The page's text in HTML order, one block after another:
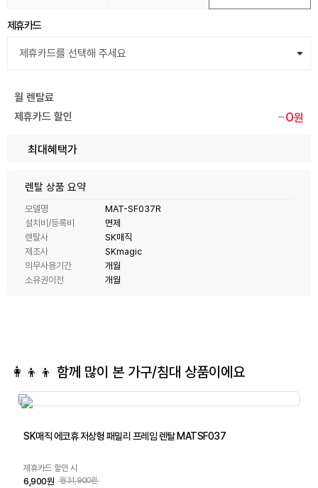
제휴카드
월 렌탈료
제휴카드 할인
0원
최대혜택가
렌탈 상품 요약
모델명
MAT-SF037R
설치비/등록비
면제
렌탈사
SK매직
제조사
SKmagic
의무사용기간
개월
소유권이전
개월
👩‍👦‍👦 함께 많이 본 가구/침대 상품이에요
SK매직 에코휴 저상형 패밀리 프레임 렌탈 MATSF037
제휴카드 할인 시
6,900원 월31,900원